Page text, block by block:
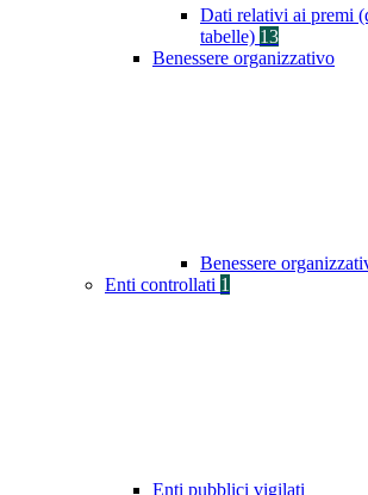
Dati relativi ai premi
tabelle) 13
Benessere organizzativo
Benessere
Enti controllati 1
Enti pubblici vigilati